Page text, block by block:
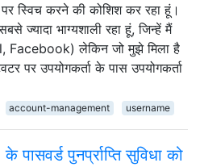
स्विच करने की कोशिश कर रहा हूं।
ज्यादा भाग्यशाली रहा हूं, जिन्हें मैं
Facebook) लेकिन जो मुझे मिला है
पर उपयोगकर्ता के पास उपयोगकर्ता
account-management username
पासवर्ड पुनर्प्राप्ति सुविधा को